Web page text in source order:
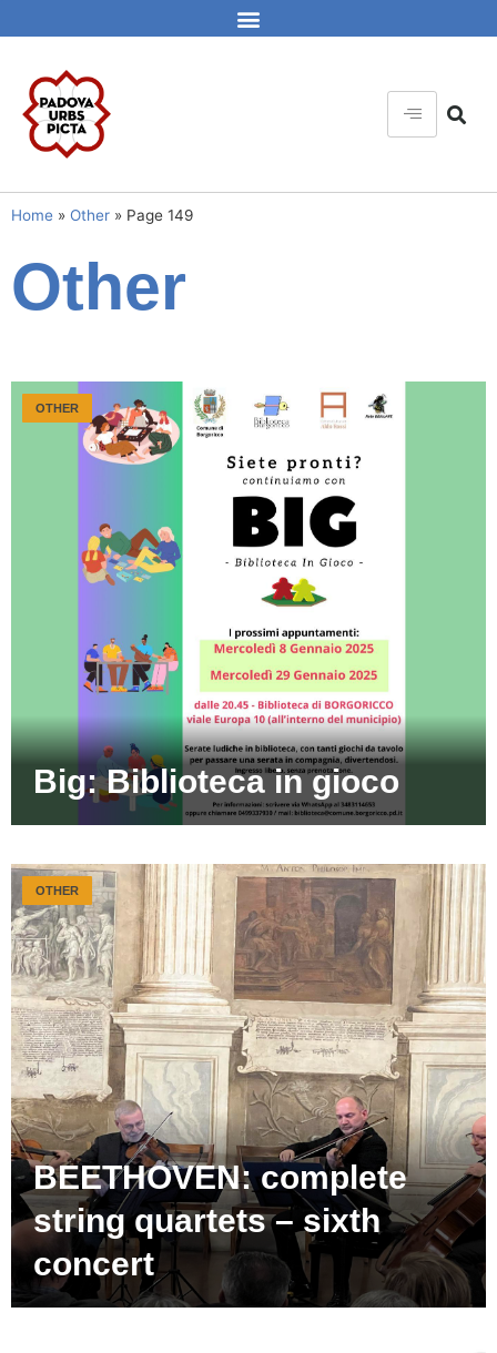
Home » Other » Page 149
Other
Big: Biblioteca in gioco
OTHER
BEETHOVEN: complete
string quartets – sixth
concert
OTHER